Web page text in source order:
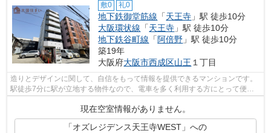
敷0 礼0
地下鉄御堂筋線 「天王寺 」駅 徒歩10分
大阪環状線 「天王寺 」駅 徒歩10分
地下鉄谷町線 「 阿倍野 」駅 徒歩10分
築19年
大阪府大阪市西成区山王 １丁目
造りとデザインに関して、自信をもって情報を提供できるマンションです。
駅徒歩7分に駅が立地する物件なので、電車を多く利用する方にとって便利
現在空室情報がありません。
「オズレジデンス天王寺WEST」への